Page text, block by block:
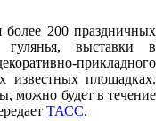
200 праздничных
гулянья, выставки в
прикладного
известных площадках.
можно будет в течение
ТАСС.